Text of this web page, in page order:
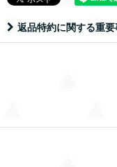
返品特約に関する重